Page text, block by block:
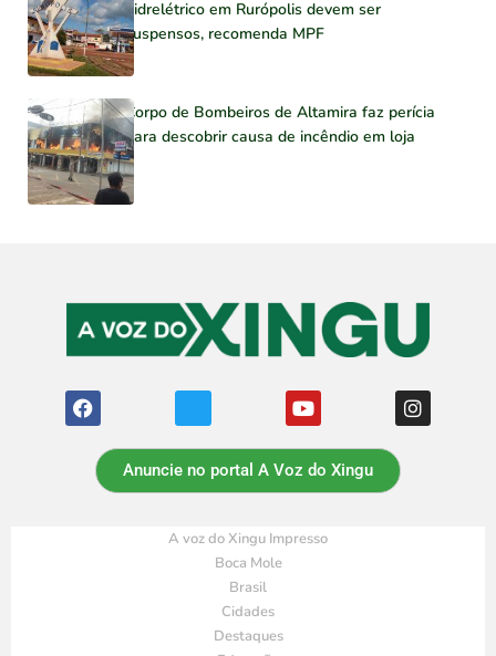
hidrelétrico em Rurópolis devem ser
suspensos, recomenda MPF
Corpo de Bombeiros de Altamira faz perícia
para descobrir causa de incêndio em loja
Anuncie no portal A Voz do Xingu
A voz do Xingu Impresso
Boca Mole
Brasil
Cidades
Destaques